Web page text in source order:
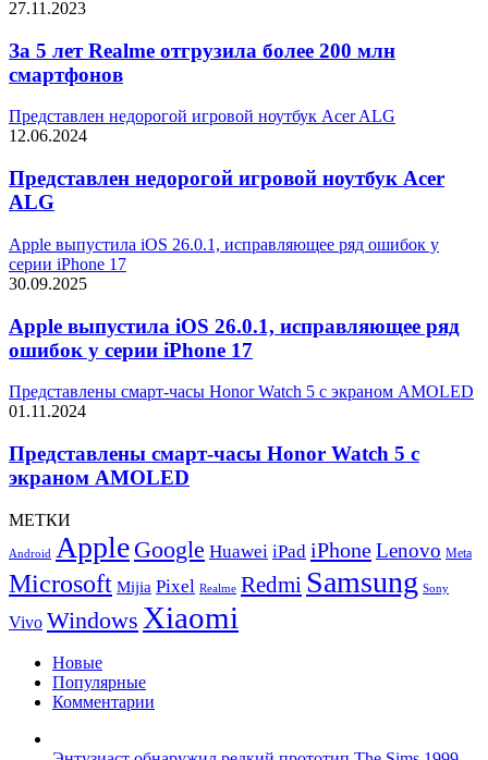
27.11.2023
За 5 лет Realme отгрузила более 200 млн
смартфонов
Представлен недорогой игровой ноутбук Acer ALG
12.06.2024
Представлен недорогой игровой ноутбук Acer
ALG
Apple выпустила iOS 26.0.1, исправляющее ряд ошибок у
серии iPhone 17
30.09.2025
Apple выпустила iOS 26.0.1, исправляющее ряд
ошибок у серии iPhone 17
Представлены смарт-часы Honor Watch 5 с экраном AMOLED
01.11.2024
Представлены смарт-часы Honor Watch 5 с
экраном AMOLED
МЕТКИ
Android Apple Google Huawei iPad iPhoneLenovo Meta
Microsoft Mijia Pixel Realme Redmi Samsung Sony
Vivo Windows Xiaomi
Новые
Популярные
Комментарии